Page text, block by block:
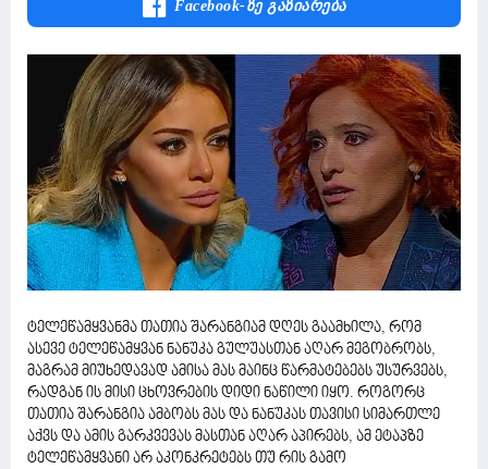
Facebook-Ზე Გაზიარება
ტელეწამყვანმა თათია შარანგიამ დღეს გაამხილა, რომ
ასევე ტელეწამყვან ნანუკა გულუასთან აღარ მეგობრობს,
მაგრამ მიუხედავად ამისა მას მაინც წარმატებებს უსურვებს,
რადგან ის მისი ცხოვრების დიდი ნაწილი იყო. როგორც
თათია შარანგია ამბობს მას და ნანუკას თავისი სიმართლე
აქვს და ამის გარკვევას მასთან აღარ აპირებს, ამ ეტაპზე
ტელეწამყვანი არ აკონკრეტებს თუ რის გამო